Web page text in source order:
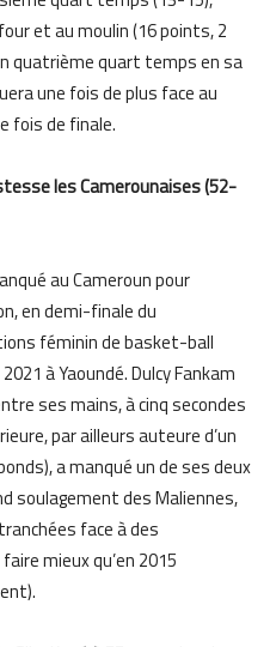
et au moulin (16 points, 2
quatrième quart temps en sa
une fois de plus face au
fois de finale.
les Camerounaises (52-
au Cameroun pour
en demi-finale du
féminin de basket-ball
à Yaoundé. Dulcy Fankam
ses mains, à cinq secondes
par ailleurs auteure d’un
a manqué un de ses deux
soulagement des Maliennes,
face à des
mieux qu’en 2015